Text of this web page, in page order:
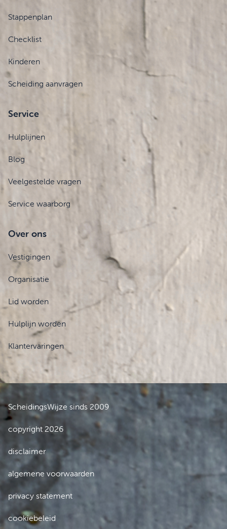
Stappenplan
Checklist
Kinderen
Scheiding aanvragen
Service
Hulplijnen
Blog
Veelgestelde vragen
Service waarborg
Over ons
Vestigingen
Organisatie
Lid worden
Hulplijn worden
Klantervaringen
ScheidingsWijze sinds 2009
copyright 2026
disclaimer
algemene voorwaarden
privacy statement
cookiebeleid